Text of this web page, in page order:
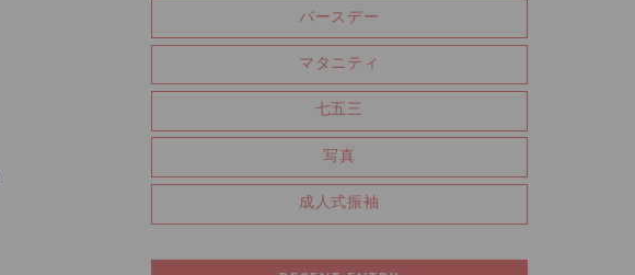
バースデー
マタニティ
七五三
写真
成人式振袖